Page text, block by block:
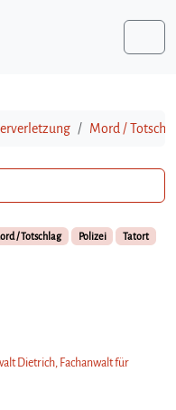
Mord /
/ Totschlag Polizei
Tatort
Dietrich, Fachanwalt für